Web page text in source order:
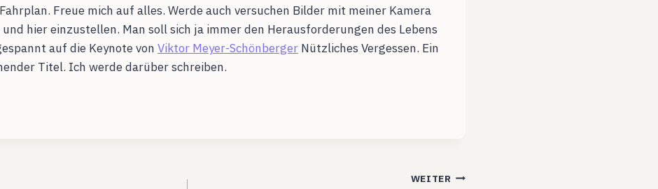
Freue mich auf alles. Werde auch versuchen Bilder mit meiner Kamera
hier einzustellen. Man soll sich ja immer den Herausforderungen des Lebens
auf die Keynote von Viktor Meyer-Schönberger Nützliches Vergessen. Ein
Titel. Ich werde darüber schreiben.
WEITER